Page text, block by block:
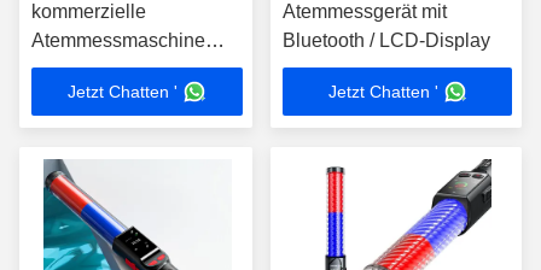
kommerzielle
Atemmessmaschine
240g 3000
Prüfprotokolle
Jetzt Chatten '
Atemmessgerät mit
Bluetooth / LCD-Display
Jetzt Chatten '